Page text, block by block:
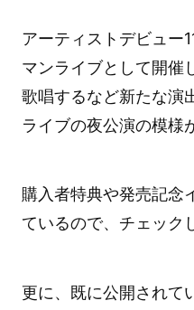
アーティストデビュー
マンライブとして開催
歌唱するなど新たな演
ライブの夜公演の模様
購入者特典や発売記念
ているので、チェック
更に、既に公開され